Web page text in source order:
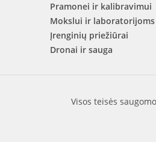
Pramonei ir kalibravimui
Mokslui ir laboratorijoms
Įrenginių priežiūrai
Dronai ir sauga
Visos teisės